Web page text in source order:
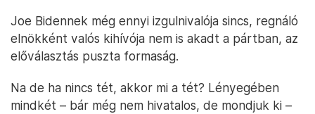
Joe Bidennek még ennyi izgulnivalója sincs, regnáló
elnökként valós kihívója nem is akadt a pártban, az
előválasztás puszta formaság.
Na de ha nincs tét, akkor mi a tét? Lényegében
mindkét – bár még nem hivatalos, de mondjuk ki –